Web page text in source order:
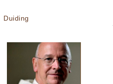
Duiding